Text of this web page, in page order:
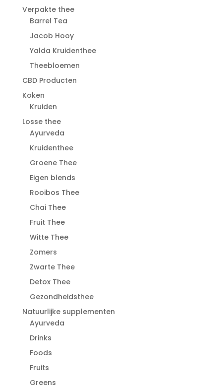
Verpakte thee
Barrel Tea
Jacob Hooy
Yalda Kruidenthee
Theebloemen
CBD Producten
Koken
Kruiden
Losse thee
Ayurveda
Kruidenthee
Groene Thee
Eigen blends
Rooibos Thee
Chai Thee
Fruit Thee
Witte Thee
Zomers
Zwarte Thee
Detox Thee
Gezondheidsthee
Natuurlijke supplementen
Ayurveda
Drinks
Foods
Fruits
Greens